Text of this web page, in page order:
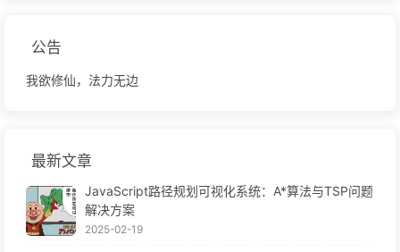
公告
我欲修仙，法力无边
最新文章
JavaScript路径规划可视化系统：A*算法与TSP问题
解决方案
2025-02-19